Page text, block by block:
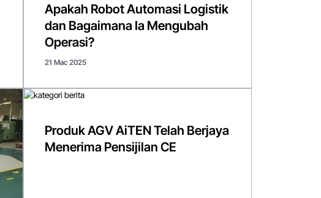
Apakah Robot Automasi Logistik
dan Bagaimana Ia Mengubah
Operasi?
21 Mac 2025
Produk AGV AiTEN Telah Berjaya
Menerima Pensijilan CE